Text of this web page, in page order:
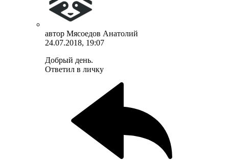
автор Мясоедов Анатолий
24.07.2018, 19:07
Добрый день.
Ответил в личку